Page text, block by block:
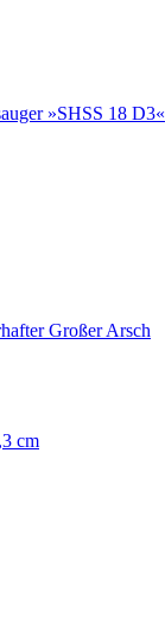
»SHSS 18 D3«
Großer Arsch
cm